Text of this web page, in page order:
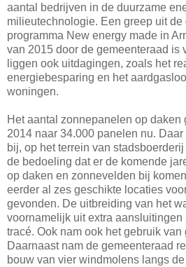
aantal bedrijven in de duurzame
milieutechnologie. Een greep uit de
programma New energy made in
van 2015 door de gemeenteraad is
liggen ook uitdagingen, zoals het
energiebesparing en het
woningen.
Het aantal zonnepanelen op daken
2014 naar 34.000 panelen nu.
bij, op het terrein van
de bedoeling dat er de komende
op daken en zonnevelden bij
eerder al zes geschikte locaties
gevonden. De uitbreiding van het
voornamelijk uit extra aansluitingen
tracé. Ook nam ook het gebruik van
Daarnaast nam de gemeenteraad
bouw van vier windmolens langs